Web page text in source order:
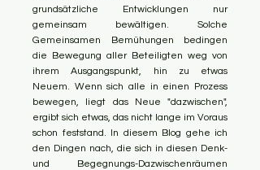
grundsätzliche Entwicklungen nur
gemeinsam bewältigen. Solche
Gemeinsamen Bemühungen bedingen
die Bewegung aller Beteiligten weg von
ihrem Ausgangspunkt, hin zu etwas
Neuem. Wenn sich alle in einen Prozess
bewegen, liegt das Neue "dazwischen",
ergibt sich etwas, das nicht lange im Voraus
schon feststand. In diesem Blog gehe ich
den Dingen nach, die sich in diesen Denk-
und Begegnungs-Dazwischenräumen